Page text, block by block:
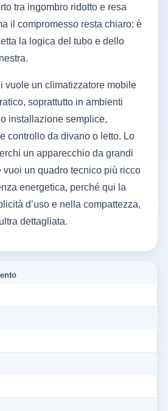
tra ingombro ridotto e resa
il compromesso resta chiaro: è
la logica del tubo e dello
vuole un climatizzatore mobile
soprattutto in ambienti
installazione semplice,
controllo da divano o letto. Lo
un apparecchio da grandi
vuoi un quadro tecnico più ricco
energetica, perché qui la
d’uso e nella compattezza,
dettagliata.